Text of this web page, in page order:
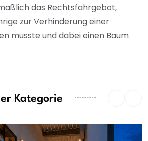
das Rechtsfahrgebot,
zur Verhinderung einer
musste und dabei einen Baum
Kategorie